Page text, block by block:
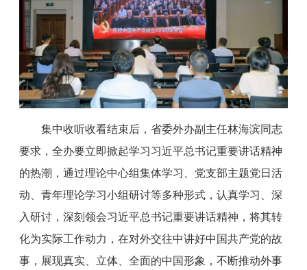
集中收听收看结束后，省委外办副主任林海滨同志
要求，全办要立即掀起学习习近平总书记重要讲话精神
的热潮，通过理论中心组集体学习、党支部主题党日活
动、青年理论学习小组研讨等多种形式，认真学习、深
入研讨，深刻领会习近平总书记重要讲话精神，将其转
化为实际工作动力，在对外交往中讲好中国共产党的故
事，展现真实、立体、全面的中国形象，不断推动外事